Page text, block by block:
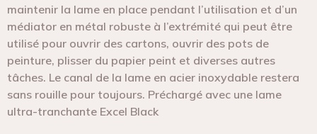
maintenir la lame en place pendant l’utilisation et d’un
médiator en métal robuste à l’extrémité qui peut être
utilisé pour ouvrir des cartons, ouvrir des pots de
peinture, plisser du papier peint et diverses autres
tâches. Le canal de la lame en acier inoxydable restera
sans rouille pour toujours. Préchargé avec une lame
ultra-tranchante Excel Black